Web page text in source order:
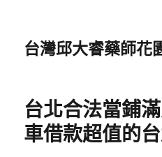
台灣邱大睿藥師花
台北合法當鋪
車借款超值的